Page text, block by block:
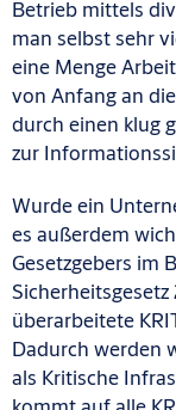
Betrieb mittels
man selbst sehr
eine Menge
von Anfang an
durch einen klug
zur
Wurde ein
es außerdem
Gesetzgebers im
überarbeitete
Dadurch werden
als Kritische